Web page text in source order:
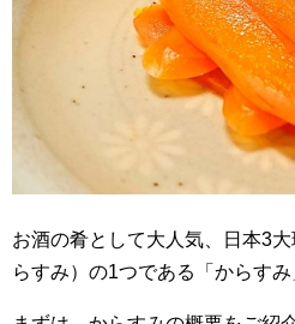
お酒の肴として大人気、日本3
らすみ）の1つである「からすみ